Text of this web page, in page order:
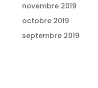
novembre 2019
octobre 2019
septembre 2019